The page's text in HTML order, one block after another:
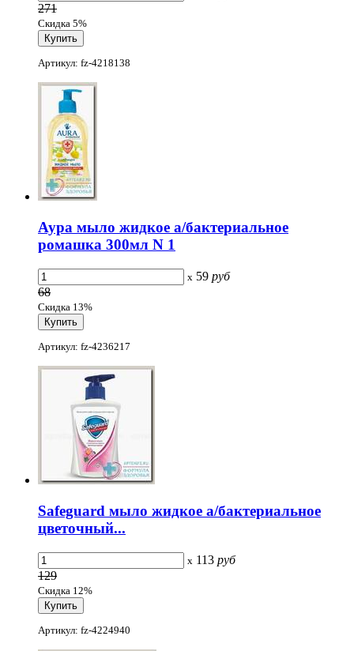
271
Скидка 5%
Артикул: fz-4218138
Аура мыло жидкое а/бактериальное
ромашка 300мл N 1
x 59 руб
68
Скидка 13%
Артикул: fz-4236217
Safeguard мыло жидкое а/бактериальное
цветочный...
x 113 руб
129
Скидка 12%
Артикул: fz-4224940